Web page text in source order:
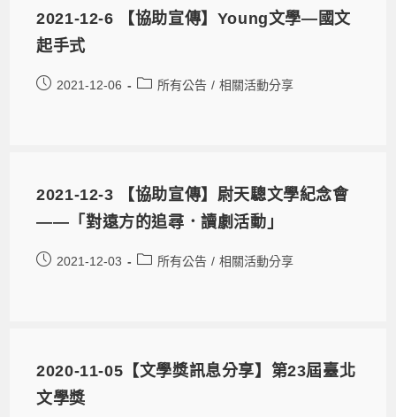
2021-12-6 【協助宣傳】Young文學—國文
起手式
2021-12-06 所有公告 / 相關活動分享
2021-12-3 【協助宣傳】尉天驄文學紀念會
——「對遠方的追尋．讀劇活動」
2021-12-03 所有公告 / 相關活動分享
2020-11-05【文學獎訊息分享】第23屆臺北
文學獎